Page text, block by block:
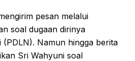
pesan melalui
soal dugaan dirinya
Namun hingga berita
Sri Wahyuni soal